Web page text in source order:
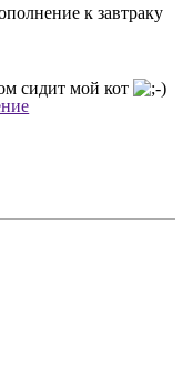
к завтраку
сидит мой кот